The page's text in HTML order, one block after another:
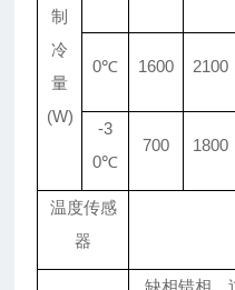
制
冷
量
(W)
0℃ 1600 2100
-3
0℃
700 1800
温度传感
器